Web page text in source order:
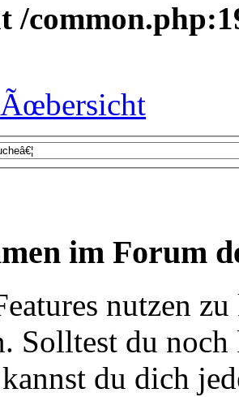
/
im Forum
nutzen
Solltest du
du dich